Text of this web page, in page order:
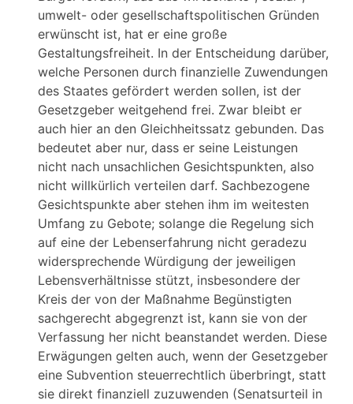
umwelt- oder gesellschaftspolitischen Gründen
erwünscht ist, hat er eine große
Gestaltungsfreiheit. In der Entscheidung darüber,
welche Personen durch finanzielle Zuwendungen
des Staates gefördert werden sollen, ist der
Gesetzgeber weitgehend frei. Zwar bleibt er
auch hier an den Gleichheitssatz gebunden. Das
bedeutet aber nur, dass er seine Leistungen
nicht nach unsachlichen Gesichtspunkten, also
nicht willkürlich verteilen darf. Sachbezogene
Gesichtspunkte aber stehen ihm im weitesten
Umfang zu Gebote; solange die Regelung sich
auf eine der Lebenserfahrung nicht geradezu
widersprechende Würdigung der jeweiligen
Lebensverhältnisse stützt, insbesondere der
Kreis der von der Maßnahme Begünstigten
sachgerecht abgegrenzt ist, kann sie von der
Verfassung her nicht beanstandet werden. Diese
Erwägungen gelten auch, wenn der Gesetzgeber
eine Subvention steuerrechtlich überbringt, statt
sie direkt finanziell zuzuwenden (Senatsurteil in